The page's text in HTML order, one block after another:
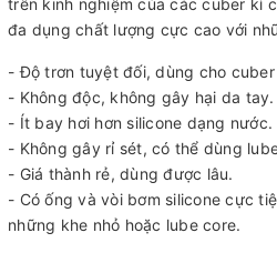
trên kinh nghiệm của các cuber kì
đa dụng chất lượng cực cao với
- Độ trơn tuyệt đối, dùng cho
- Không độc, không gây hại da tay.
- Ít bay hơi hơn silicone dạng nước.
- Không gây rỉ sét, có thể dùng
- Giá thành rẻ, dùng được lâu.
- Có ống và vòi bơm silicone cực
những khe nhỏ hoặc lube core.